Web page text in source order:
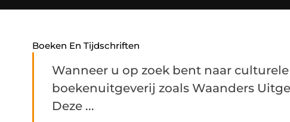
Boeken En Tijdschriften
Wanneer u op zoek bent naar
boekenuitgeverij zoals Waanders
Deze ...